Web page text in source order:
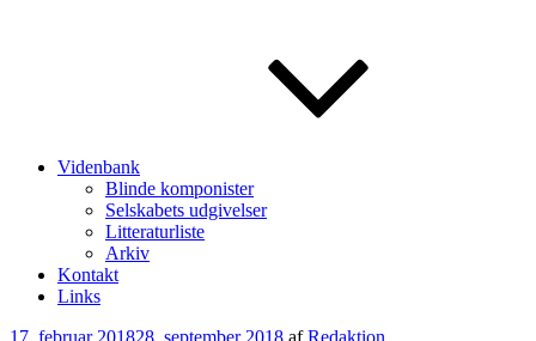
Videnbank
Blinde komponister
Selskabets udgivelser
Litteraturliste
Arkiv
Kontakt
Links
Udgivet
17. februar 201828. september 2018 afRedaktion